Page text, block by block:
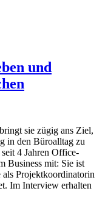
und
sie zügig ans Ziel,
in den Büroalltag zu
4 Jahren Office-
Business mit: Sie ist
Projektkoordinatorin
Im Interview erhalten